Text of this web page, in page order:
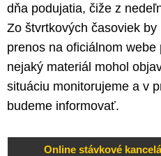
dňa podujatia, čiže z
Zo štvrtkových časoviek
prenos na oficiálnom
nejaký materiál mohol
situáciu monitorujeme a v
budeme informovať.
Online stávkové